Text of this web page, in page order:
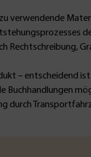
verwendende
Rechtschreibung,
– entscheidend
Buchhandlungen
durch